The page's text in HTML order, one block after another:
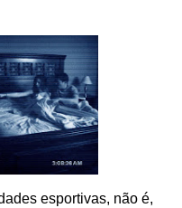
esportivas, não é,